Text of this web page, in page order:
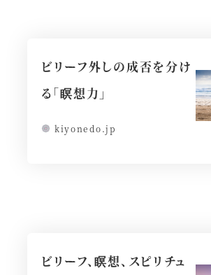
ビリーフ外しの成否を分け
る「瞑想力」
kiyonedo.jp
ビリーフ、瞑想、スピリチュ